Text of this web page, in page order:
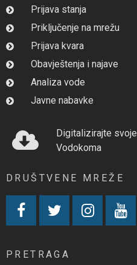
Prijava stanja
Priključenje na mrežu
Prijava kvara
Obavještenja i najave
Analiza vode
Javne nabavke
Digitalizirajte
Vodokoma
DRUŠTVENE MREŽE
PRETRAGA